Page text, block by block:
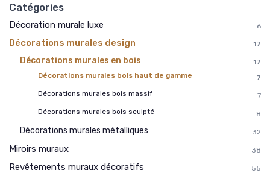
Catégories
Décoration murale luxe 6
Décorations murales design 17
Décorations murales en bois
17
Décorations murales bois haut de gamme
7
Décorations murales bois massif
7
Décorations murales bois sculpté
8
Décorations murales métalliques 32
Miroirs muraux 38
Revêtements muraux décoratifs 55